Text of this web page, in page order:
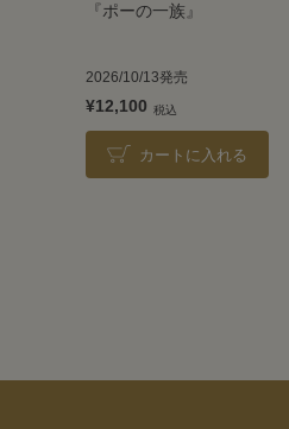
『ポーの一族』
2026/10/13発売
¥12,100
カートに入れる